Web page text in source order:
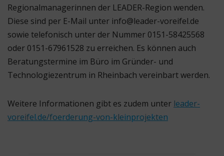
Regionalmanagerinnen der LEADER-Region wenden.
Diese sind per E-Mail unter info@leader-voreifel.de
sowie telefonisch unter der Nummer 0151-58425568
oder 0151-67961528 zu erreichen. Es können auch
Beratungstermine im Büro im Gründer- und
Technologiezentrum in Rheinbach vereinbart werden.
Weitere Informationen gibt es zudem unter leader-
voreifel.de/foerderung-von-kleinprojekten